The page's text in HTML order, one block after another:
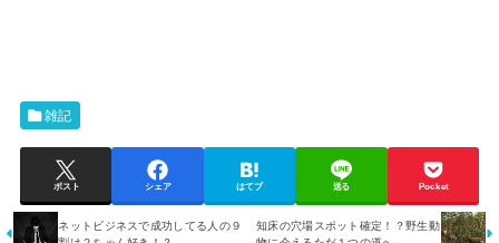
雑記
ポスト シェア はてブ 送る Pocket
ネットビジネスで成功してる人の９
知床の穴場スポット確定！？野生動